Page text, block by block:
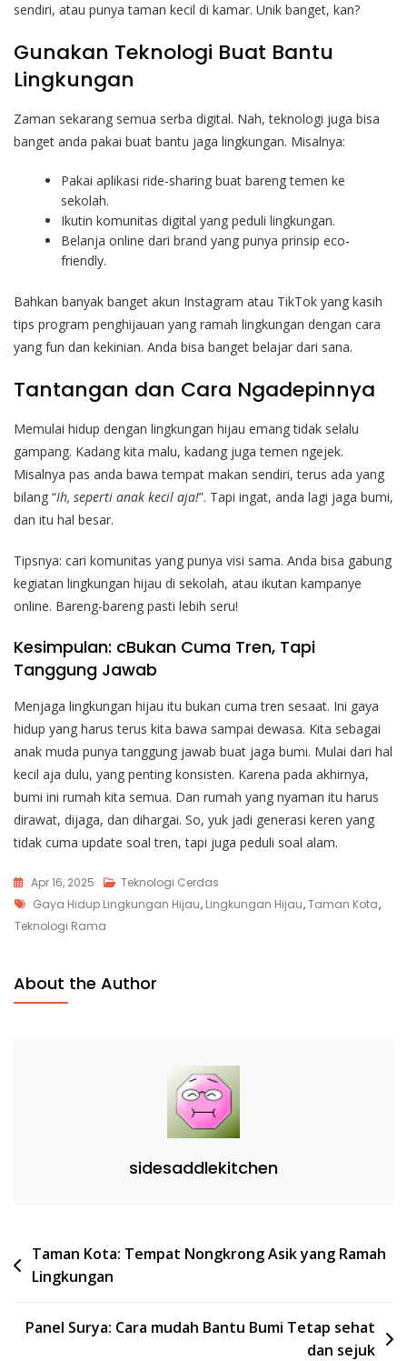
sendiri, atau punya taman kecil di kamar. Unik banget, kan?
Gunakan Teknologi Buat Bantu
Lingkungan
Zaman sekarang semua serba digital. Nah, teknologi juga bisa
banget anda pakai buat bantu jaga lingkungan. Misalnya:
Pakai aplikasi ride-sharing buat bareng temen ke
sekolah.
Ikutin komunitas digital yang peduli lingkungan.
Belanja online dari brand yang punya prinsip eco-
friendly.
Bahkan banyak banget akun Instagram atau TikTok yang kasih
tips program penghijauan yang ramah lingkungan dengan cara
yang fun dan kekinian. Anda bisa banget belajar dari sana.
Tantangan dan Cara Ngadepinnya
Memulai hidup dengan lingkungan hijau emang tidak selalu
gampang. Kadang kita malu, kadang juga temen ngejek.
Misalnya pas anda bawa tempat makan sendiri, terus ada yang
bilang “Ih, seperti anak kecil aja!”. Tapi ingat, anda lagi jaga bumi,
dan itu hal besar.
Tipsnya: cari komunitas yang punya visi sama. Anda bisa gabung
kegiatan lingkungan hijau di sekolah, atau ikutan kampanye
online. Bareng-bareng pasti lebih seru!
Kesimpulan: cBukan Cuma Tren, Tapi
Tanggung Jawab
Menjaga lingkungan hijau itu bukan cuma tren sesaat. Ini gaya
hidup yang harus terus kita bawa sampai dewasa. Kita sebagai
anak muda punya tanggung jawab buat jaga bumi. Mulai dari hal
kecil aja dulu, yang penting konsisten. Karena pada akhirnya,
bumi ini rumah kita semua. Dan rumah yang nyaman itu harus
dirawat, dijaga, dan dihargai. So, yuk jadi generasi keren yang
tidak cuma update soal tren, tapi juga peduli soal alam.
Apr 16, 2025
Teknologi Cerdas
Tags
Gaya Hidup Lingkungan Hijau, Lingkungan Hijau,Taman Kota,
Teknologi Rama
About the Author
sidesaddlekitchen
Post
navigation
Taman Kota: Tempat Nongkrong Asik yang Ramah
Lingkungan
Panel Surya: Cara mudah Bantu Bumi Tetap sehat
dan sejuk